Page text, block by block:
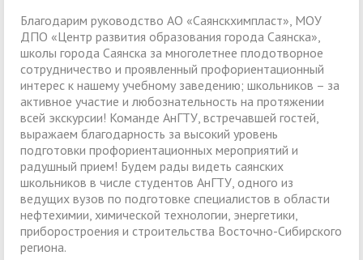
Благодарим руководство АО «Саянскхимпласт», МОУ
ДПО «Центр развития образования города Саянска»,
школы города Саянска за многолетнее плодотворное
сотрудничество и проявленный профориентационный
интерес к нашему учебному заведению; школьников – за
активное участие и любознательность на протяжении
всей экскурсии! Команде АнГТУ, встречавшей гостей,
выражаем благодарность за высокий уровень
подготовки профориентационных мероприятий и
радушный прием! Будем рады видеть саянских
школьников в числе студентов АнГТУ, одного из
ведущих вузов по подготовке специалистов в области
нефтехимии, химической технологии, энергетики,
приборостроения и строительства Восточно-Сибирского
региона.